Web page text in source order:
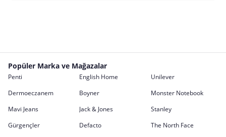
Popüler Marka ve Mağazalar
Penti English Home
Unilever
Dermoeczanem
Boyner
Monster Notebook
Mavi Jeans
Jack & Jones
Stanley
Gürgençler
Defacto
The North Face